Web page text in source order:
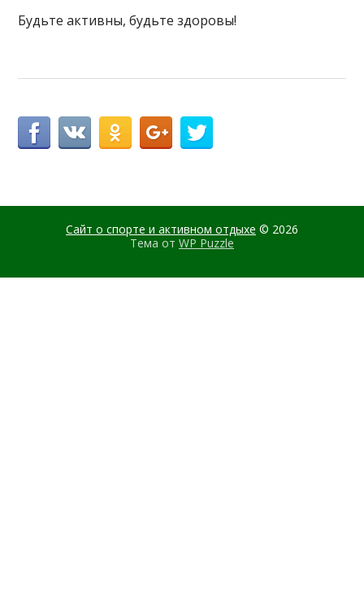
Будьте активны, будьте здоровы!
Сайт о спорте и активном отдыхе © 2026
Тема от WP Puzzle